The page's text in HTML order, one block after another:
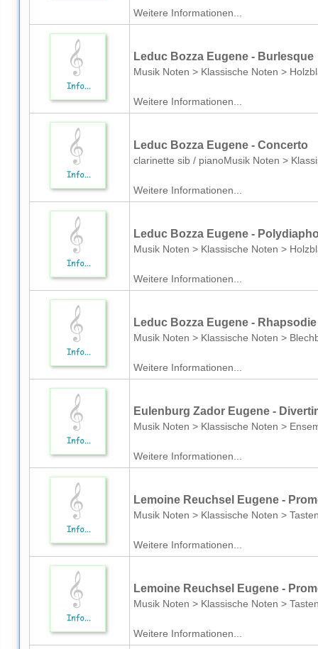
Weitere Informationen...
Leduc Bozza Eugene - Burlesque
Musik Noten > Klassische Noten >
Weitere Informationen...
Leduc Bozza Eugene - Concerto
clarinette sib / pianoMusik Noten >
Weitere Informationen...
Leduc Bozza Eugene -
Musik Noten > Klassische Noten >
Weitere Informationen...
Leduc Bozza Eugene -
Musik Noten > Klassische Noten >
Weitere Informationen...
Eulenburg Zador Eugene -
Musik Noten > Klassische Noten >
Weitere Informationen...
Lemoine Reuchsel Eugene -
Musik Noten > Klassische Noten >
Weitere Informationen...
Lemoine Reuchsel Eugene -
Musik Noten > Klassische Noten >
Weitere Informationen...